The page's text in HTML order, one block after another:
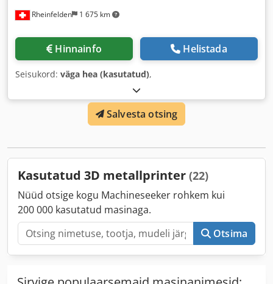
Rheinfelden 1 675 km
Hinnainfo Helistada
Seisukord: väga hea (kasutatud),
Salvesta otsing
Kasutatud 3D metallprinter (22)
Nüüd otsige kogu Machineseeker rohkem kui
200 000 kasutatud masinaga.
Otsima